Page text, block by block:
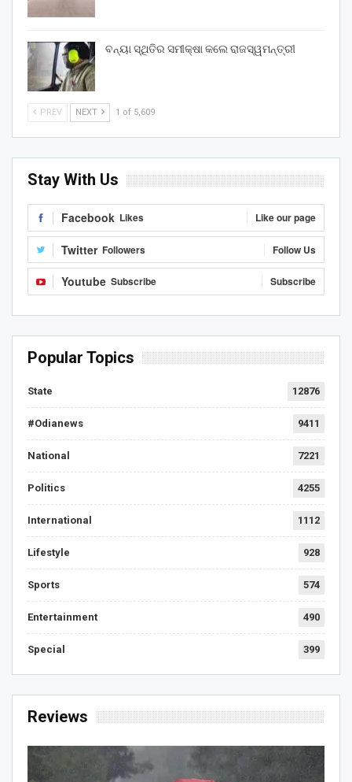
ବନ୍ୟା ସ୍ଥିତିର ସମୀକ୍ଷା କଲେ ରାଜସ୍ୱମନ୍ତ୍ରୀ
PREV NEXT 1 of 5,609
Stay With Us
Facebook Likes Like our page
Twitter Followers Follow Us
Youtube Subscribe Subscribe
Popular Topics
State 12876
#Odianews 9411
National 7221
Politics 4255
International 1112
Lifestyle 928
Sports 574
Entertainment 490
Special 399
Reviews